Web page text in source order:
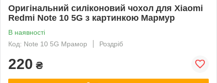
Оригінальний силіконовий чохол для Xiaomi
Redmi Note 10 5G з картинкою Мармур
В наявності
Код: Note 10 5G Мрамор
Роздріб
220 ₴